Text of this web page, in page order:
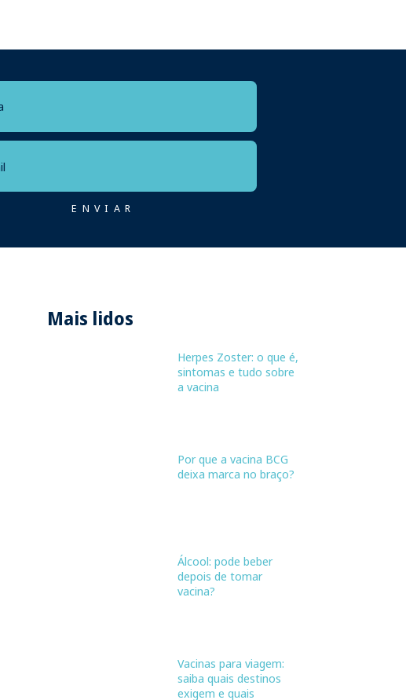
Mais lidos
Herpes Zoster: o que é,
sintomas e tudo sobre
a vacina
Por que a vacina BCG
deixa marca no braço?
Álcool: pode beber
depois de tomar
vacina?
Vacinas para viagem:
saiba quais destinos
exigem e quais